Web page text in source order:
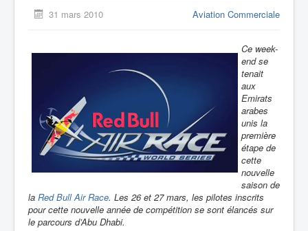
31 mars 2010 Aviation Commerciale
Ce week-
end se
tenait
aux
Emirats
arabes
unis la
première
étape de
cette
nouvelle
saison de
la Red Bull Air Race. Les 26 et 27 mars, les pilotes inscrits
pour cette nouvelle année de compétition se sont élancés sur
le parcours d’Abu Dhabi.